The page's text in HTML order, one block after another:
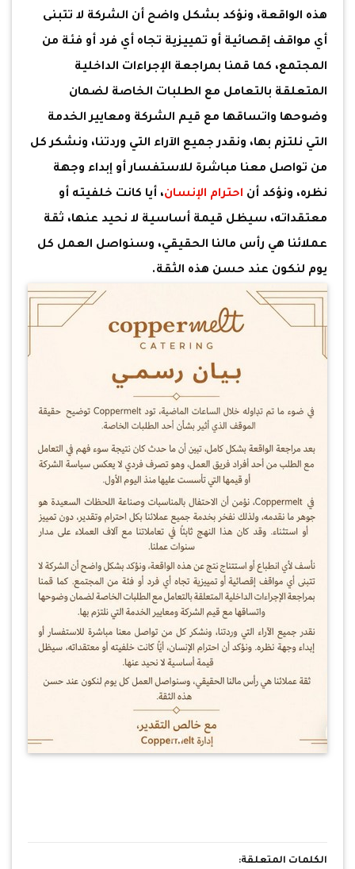
هذه الواقعة، ونؤكد بشكل واضح أن الشركة لا تتبنى
أي مواقف إقصائية أو تمييزية تجاه أي فرد أو فئة من
المجتمع، كما قمنا بمراجعة الإجراءات الداخلية
المتعلقة بالتعامل مع الطلبات الخاصة لضمان
وضوحها واتساقها مع قيم الشركة ومعايير الخدمة
التي نلتزم بها، ونقدر جميع الآراء التي وردتنا، ونشكر كل
من تواصل معنا مباشرة للاستفسار أو إبداء وجهة
نظره، ونؤكد أن احترام الإنسان، أيا كانت خلفيته أو
معتقداته، سيظل قيمة أساسية لا نحيد عنها، ثقة
عملائنا هي رأس مالنا الحقيقي، وسنواصل العمل كل
يوم لنكون عند حسن هذه الثقة.
الكلمات المتعلقة: